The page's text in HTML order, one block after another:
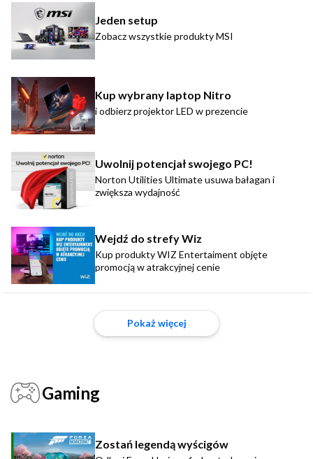
Jeden setup
Zobacz wszystkie produkty MSI
Kup wybrany laptop Nitro
i odbierz projektor LED w prezencie
Uwolnij potencjał swojego PC!
Norton Utilities Ultimate usuwa bałagan i
zwiększa wydajność
Wejdź do strefy Wiz
Kup produkty WIZ Entertaiment objęte
promocją w atrakcyjnej cenie
Pokaż więcej
Gaming
Zostań legendą wyścigów